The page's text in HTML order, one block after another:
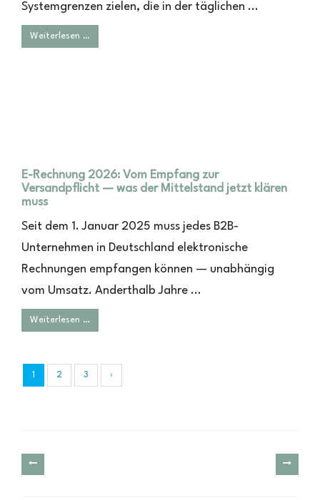
Systemgrenzen zielen, die in der täglichen ...
Weiterlesen …
E-Rechnung 2026: Vom Empfang zur
Versandpflicht — was der Mittelstand jetzt klären
muss
Seit dem 1. Januar 2025 muss jedes B2B-
Unternehmen in Deutschland elektronische
Rechnungen empfangen können — unabhängig
vom Umsatz. Anderthalb Jahre ...
Weiterlesen …
1 2 3 ›